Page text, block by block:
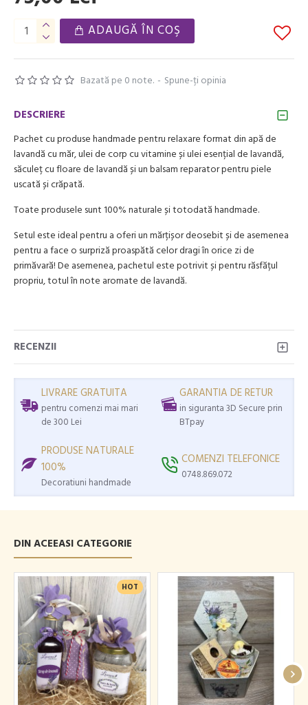
Bazată pe 0 note. - Spune-ţi opinia
ADAUGĂ ÎN COŞ
LIVRARE GRATUITA
pentru comenzi mai mari
de 300 Lei
GARANTIA DE RETUR
in siguranta 3D Secure prin
BTpay
PRODUSE NATURALE
100%
Decoratiuni handmade
COMENZI TELEFONICE
0748.869.072
DESCRIERE
Pachet cu produse handmade pentru relaxare format din apă de
lavandă cu măr, ulei de corp cu vitamine și ulei esențial de lavandă,
săculeț cu floare de lavandă și un balsam reparator pentru piele
uscată și crăpată.
Toate produsele sunt 100% naturale și totodată handmade.
Setul este ideal pentru a oferi un mărțișor deosebit și de asemenea
pentru a face o surpriză proaspătă celor dragi în orice zi de
primăvară! De asemenea, pachetul este potrivit și pentru răsfățul
propriu, totul în note aromate de lavandă.
RECENZII
DIN ACEEASI CATEGORIE
HOT